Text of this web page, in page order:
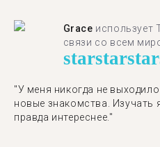
Grace использует
связи со всем
starstarstar
"У меня никогда не
новые знакомства. Изучать
правда интереснее."